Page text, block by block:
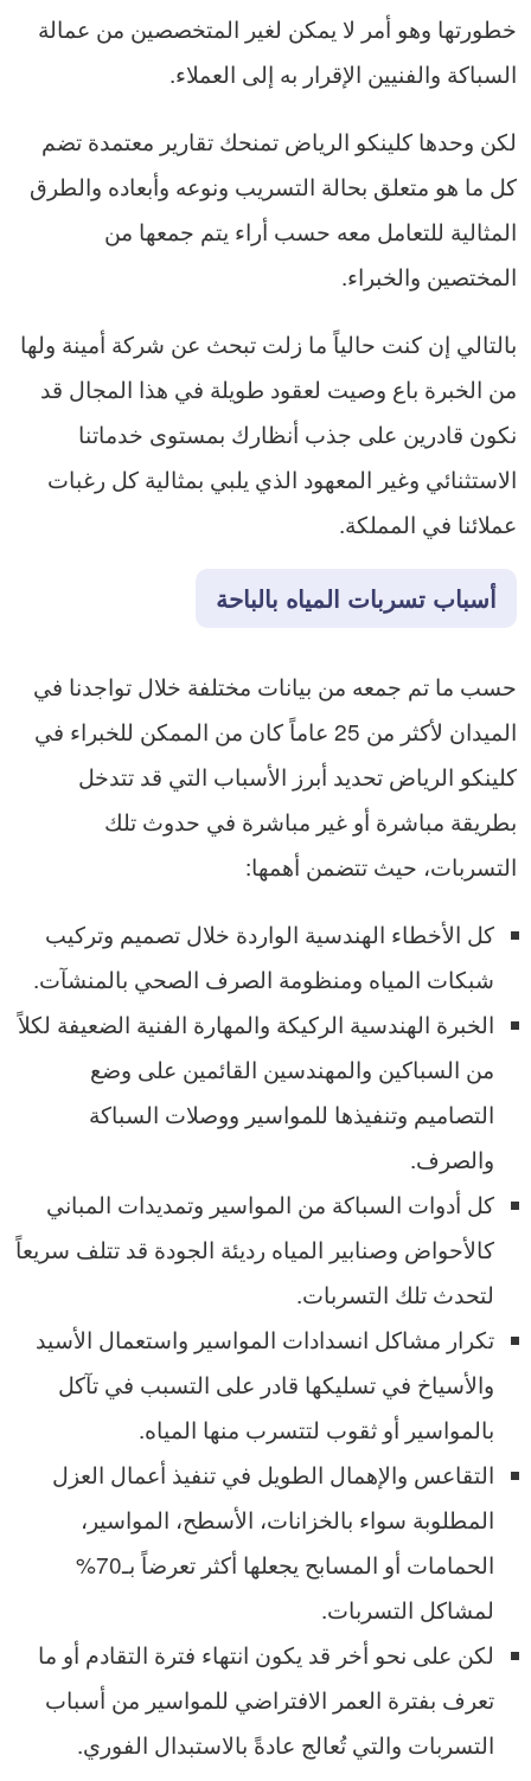
خطورتها وهو أمر لا يمكن لغير المتخصصين من عمالة
السباكة والفنيين الإقرار به إلى العملاء.
لكن وحدها كلينكو الرياض تمنحك تقارير معتمدة تضم
كل ما هو متعلق بحالة التسريب ونوعه وأبعاده والطرق
المثالية للتعامل معه حسب أراء يتم جمعها من
المختصين والخبراء.
بالتالي إن كنت حالياً ما زلت تبحث عن شركة أمينة ولها
من الخبرة باع وصيت لعقود طويلة في هذا المجال قد
نكون قادرين على جذب أنظارك بمستوى خدماتنا
الاستثنائي وغير المعهود الذي يلبي بمثالية كل رغبات
عملائنا في المملكة.
أسباب تسربات المياه بالباحة
حسب ما تم جمعه من بيانات مختلفة خلال تواجدنا في
الميدان لأكثر من 25 عاماً كان من الممكن للخبراء في
كلينكو الرياض تحديد أبرز الأسباب التي قد تتدخل
بطريقة مباشرة أو غير مباشرة في حدوث تلك
التسربات، حيث تتضمن أهمها:
كل الأخطاء الهندسية الواردة خلال تصميم وتركيب
شبكات المياه ومنظومة الصرف الصحي بالمنشآت.
الخبرة الهندسية الركيكة والمهارة الفنية الضعيفة لكلاً
من السباكين والمهندسين القائمين على وضع
التصاميم وتنفيذها للمواسير ووصلات السباكة
والصرف.
كل أدوات السباكة من المواسير وتمديدات المباني
كالأحواض وصنابير المياه رديئة الجودة قد تتلف سريعاً
لتحدث تلك التسربات.
تكرار مشاكل انسدادات المواسير واستعمال الأسيد
والأسياخ في تسليكها قادر على التسبب في تآكل
بالمواسير أو ثقوب لتتسرب منها المياه.
التقاعس والإهمال الطويل في تنفيذ أعمال العزل
المطلوبة سواء بالخزانات، الأسطح، المواسير،
الحمامات أو المسابح يجعلها أكثر تعرضاً بـ70%
لمشاكل التسربات.
لكن على نحو أخر قد يكون انتهاء فترة التقادم أو ما
تعرف بفترة العمر الافتراضي للمواسير من أسباب
التسربات والتي تُعالج عادةً بالاستبدال الفوري.